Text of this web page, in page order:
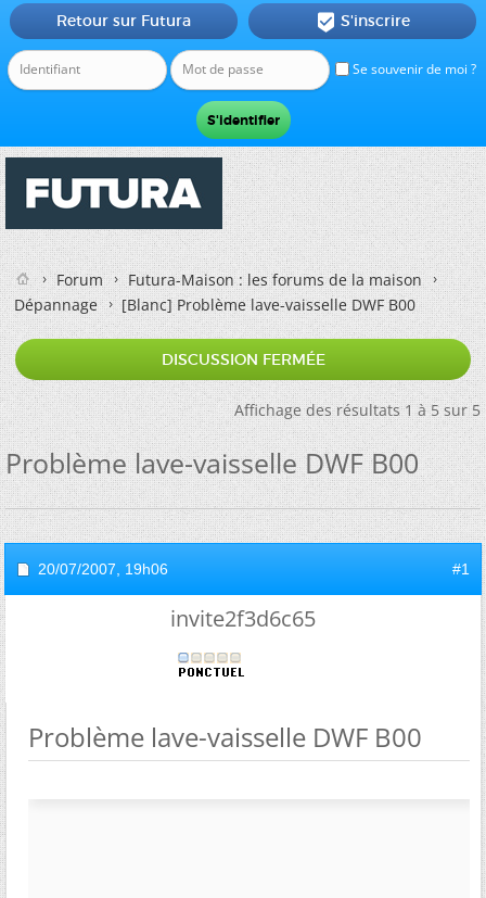
Se souvenir de moi ?
Retour sur Futura  S'inscrire
Forum
Futura-Maison : les forums de la maison
Dépannage
[Blanc]Problème lave-vaisselle DWF B00
DISCUSSION FERMÉE
Affichage des résultats 1 à 5 sur 5
Problème lave-vaisselle DWF B00
20/07/2007, 19h06 #1
invite2f3d6c65
Problème lave-vaisselle DWF B00